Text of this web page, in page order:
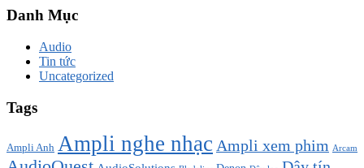
Danh Mục
Audio
Tin tức
Uncategorized
Tags
Ampli Anh Ampli nghe nhạc Ampli xem phim Arcam